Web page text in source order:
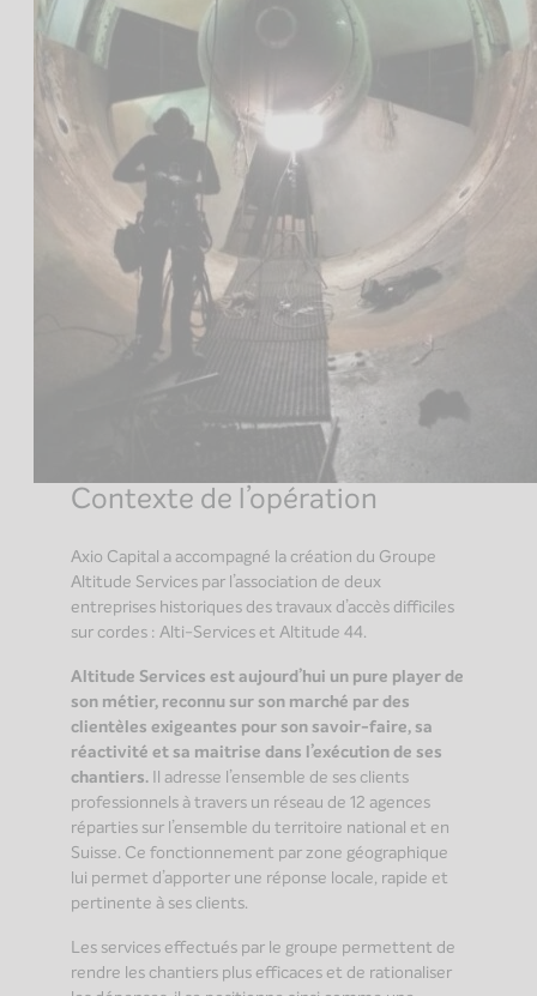
Contexte de l’opération
Axio Capital a accompagné la création du Groupe
Altitude Services par l’association de deux
entreprises historiques des travaux d’accès difficiles
sur cordes : Alti-Services et Altitude 44.
Altitude Services est aujourd’hui un pure player de
son métier, reconnu sur son marché par des
clientèles exigeantes pour son savoir-faire, sa
réactivité et sa maitrise dans l’exécution de ses
chantiers. Il adresse l’ensemble de ses clients
professionnels à travers un réseau de 12 agences
réparties sur l’ensemble du territoire national et en
Suisse. Ce fonctionnement par zone géographique
lui permet d’apporter une réponse locale, rapide et
pertinente à ses clients.
Les services effectués par le groupe permettent de
rendre les chantiers plus efficaces et de rationaliser